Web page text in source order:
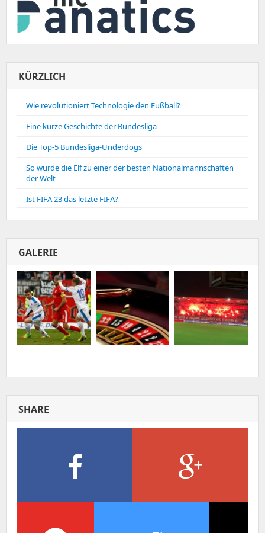
KÜRZLICH
Wie revolutioniert Technologie den Fußball?
Eine kurze Geschichte der Bundesliga
Die Top-5 Bundesliga-Underdogs
So wurde die Elf zu einer der besten Nationalmannschaften
der Welt
Ist FIFA 23 das letzte FIFA?
GALERIE
SHARE